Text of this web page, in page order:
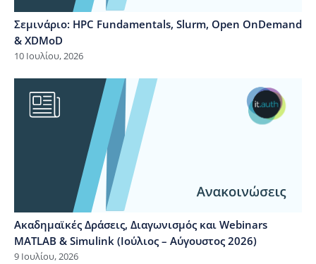
Σεμινάριο: HPC Fundamentals, Slurm, Open OnDemand
& XDMoD
10 Ιουλίου, 2026
Ακαδημαϊκές Δράσεις, Διαγωνισμός και Webinars
MATLAB & Simulink (Ιούλιος – Αύγουστος 2026)
9 Ιουλίου, 2026